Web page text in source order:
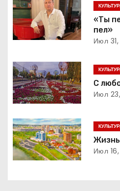
г
а
и
я
п
о
з
«Ты
пел»
Июл
С
Июл
Жизнь
Июл